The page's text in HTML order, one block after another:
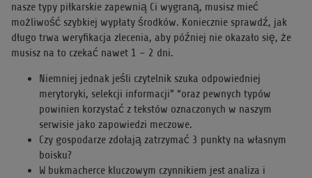
nasze typy piłkarskie zapewnią Ci wygraną, musisz mieć
możliwość szybkiej wypłaty środków. Koniecznie sprawdź, jak
długo trwa weryfikacja zlecenia, aby później nie okazało się, że
musisz na to czekać nawet 1 – 2 dni.
Niemniej jednak jeśli czytelnik szuka odpowiedniej
merytoryki, selekcji informacji” “oraz pewnych typów
powinien korzystać z tekstów oznaczonych w naszym
serwisie jako zapowiedzi meczowe.
Czy gospodarze zdołają zatrzymać 3 punkty na własnym
boisku?
W bukmacherce kluczowym czynnikiem jest analiza i